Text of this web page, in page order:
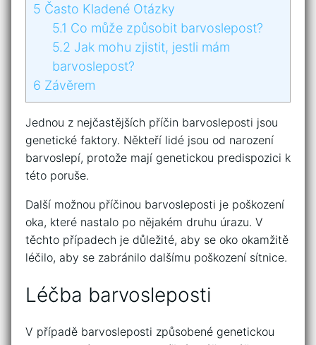
5 Často Kladené Otázky
5.1 Co může způsobit barvoslepost?
5.2 Jak mohu zjistit, jestli mám
barvoslepost?
6 Závěrem
Jednou z nejčastějších příčin barvosleposti jsou
genetické faktory. Někteří lidé jsou od narození
barvoslepí, protože mají genetickou predispozici k
této poruše.
Další možnou příčinou barvosleposti je poškození
oka, které nastalo po nějakém druhu úrazu. V
těchto případech je důležité, aby se oko okamžitě
léčilo, aby se zabránilo dalšímu poškození sítnice.
Léčba barvosleposti
V případě barvosleposti způsobené genetickou